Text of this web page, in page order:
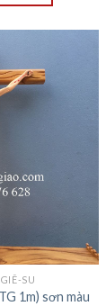
SU
1m) sơn màu